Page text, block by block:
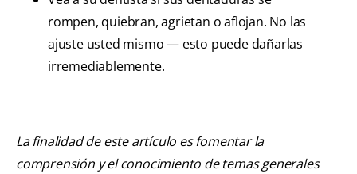
rompen, quiebran, agrietan o aflojan. No las
ajuste usted mismo — esto puede dañarlas
irremediablemente.
La finalidad de este artículo es fomentar la
comprensión y el conocimiento de temas generales